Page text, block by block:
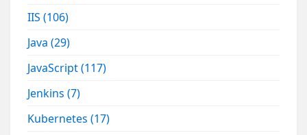
IIS(106)
Java(29)
JavaScript(117)
Jenkins(7)
Kubernetes(17)